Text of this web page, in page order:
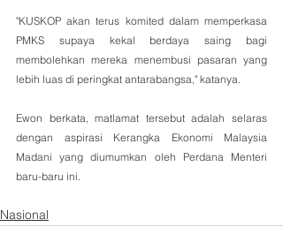
"KUSKOP akan terus komited dalam memperkasa
PMKS supaya kekal berdaya saing bagi
membolehkan mereka menembusi pasaran yang
lebih luas di peringkat antarabangsa," katanya.
Ewon berkata, matlamat tersebut adalah selaras
dengan aspirasi Kerangka Ekonomi Malaysia
Madani yang diumumkan oleh Perdana Menteri
baru-baru ini.
Nasional